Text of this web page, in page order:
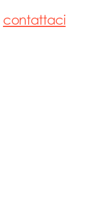
contattaci